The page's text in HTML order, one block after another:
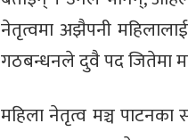
नेतृत्वमा अझैपनी
गठबन्धनले दुवै पद जितेमा
महिला नेतृत्व मञ्च पाटनका